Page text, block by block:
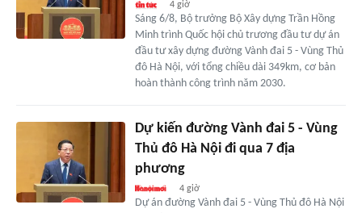
4 giờ
Sáng 6/8, Bộ trưởng Bộ Xây dựng Trần Hồng
Minh trình Quốc hội chủ trương đầu tư dự án
đầu tư xây dựng đường Vành đai 5 - Vùng Thủ
đô Hà Nội, với tổng chiều dài 349km, cơ bản
hoàn thành công trình năm 2030.
Dự kiến đường Vành đai 5 - Vùng
Thủ đô Hà Nội đi qua 7 địa
phương
4 giờ
Dự án đường Vành đai 5 - Vùng Thủ đô Hà Nội